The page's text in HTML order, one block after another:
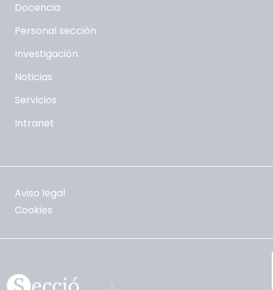
Docencia
Personal sección
Investigación
Noticias
Servicios
Intranet
Aviso legal
Cookies